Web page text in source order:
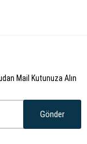
Mail Kutunuza Alın
Gönder